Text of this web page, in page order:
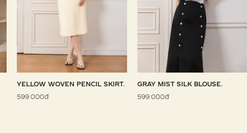
YELLOW WOVEN PENCIL SKIRT.
599.000đ
GRAY MIST SILK BLOUSE.
599.000đ